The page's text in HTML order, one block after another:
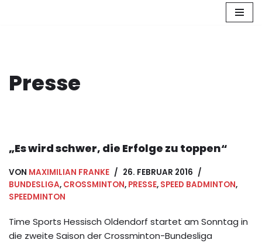
Presse
„Es wird schwer, die Erfolge zu toppen“
VON MAXIMILIAN FRANKE
26. FEBRUAR 2016
BUNDESLIGA, CROSSMINTON, PRESSE, SPEED BADMINTON,
SPEEDMINTON
Time Sports Hessisch Oldendorf startet am Sonntag in
die zweite Saison der Crossminton-Bundesliga